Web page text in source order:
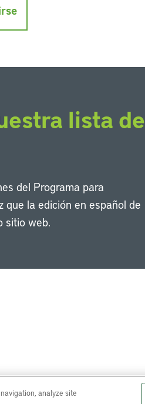
lista de
del Programa para
que la edición en español de
sitio web.
analyze site